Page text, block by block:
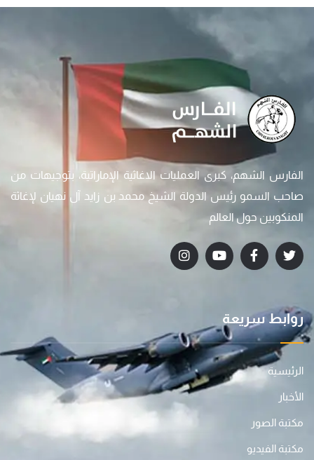
الفارس الشهم، كبرى العمليات الاغاثية الإماراتية، بتوجيهات من
صاحب السمو رئيس الدولة الشيخ محمد بن زايد آل نهيان لإغاثة
المنكوبين حول العالم
روابط سريعة
الرئيسية
الأخبار
مكتبة الصور
مكتبة الفيديو